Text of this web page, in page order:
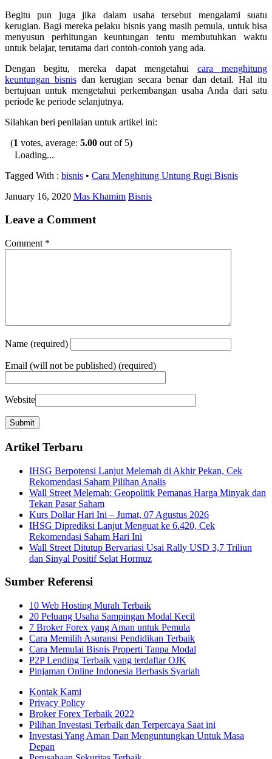
Begitu pun juga jika dalam usaha tersebut mengalami suatu
kerugian. Bagi mereka pelaku bisnis yang masih pemula, untuk bisa
menyusun perhitungan keuntungan tentu membutuhkan waktu
untuk belajar, terutama dari contoh-contoh yang ada.
Dengan begitu, mereka dapat mengetahui cara menghitung
keuntungan bisnisdan kerugian secara benar dan detail. Hal itu
bertujuan untuk mengetahui perkembangan usaha Anda dari satu
periode ke periode selanjutnya.
Silahkan beri penilaian untuk artikel ini:
(1 votes, average: 5.00 out of 5)
Loading...
Tagged With : bisnis • Cara Menghitung Untung Rugi Bisnis
January 16, 2020 Mas Khamim Bisnis
Leave a Comment
Comment *
Name (required)
Email (will not be published) (required)
Website
Artikel Terbaru
IHSG Berpotensi Lanjut Melemah di Akhir Pekan, Cek
Rekomendasi Saham Pilihan Analis
Wall Street Melemah: Geopolitik Pemanas Harga Minyak dan
Tekan Pasar Saham
Kurs Dollar Hari Ini – Jumat, 07 Agustus 2026
IHSG Diprediksi Lanjut Menguat ke 6.420, Cek
Rekomendasi Saham Hari Ini
Wall Street Ditutup Bervariasi Usai Rally USD 3,7 Triliun
dan Sinyal Positif Selat Hormuz
Sumber Referensi
10 Web Hosting Murah Terbaik
20 Peluang Usaha Sampingan Modal Kecil
7 Broker Forex yang Aman untuk Pemula
Cara Memilih Asuransi Pendidikan Terbaik
Cara Memulai Bisnis Properti Tanpa Modal
P2P Lending Terbaik yang terdaftar OJK
Pinjaman Online Indonesia Berbasis Syariah
Kontak Kami
Privacy Policy
Broker Forex Terbaik 2022
Pilihan Investasi Terbaik dan Terpercaya Saat ini
Investasi Yang Aman Dan Menguntungkan Untuk Masa
Depan